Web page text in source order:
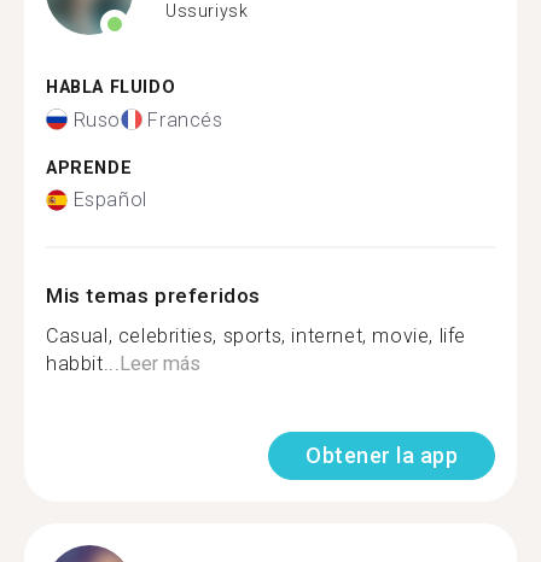
Ussuriysk
HABLA FLUIDO
Ruso Francés
APRENDE
Español
Mis temas preferidos
Casual, celebrities, sports, internet, movie, life
habbit...Leer más
Obtener la app